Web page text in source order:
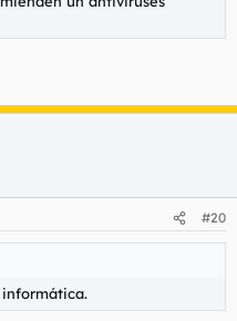
#20
informática.